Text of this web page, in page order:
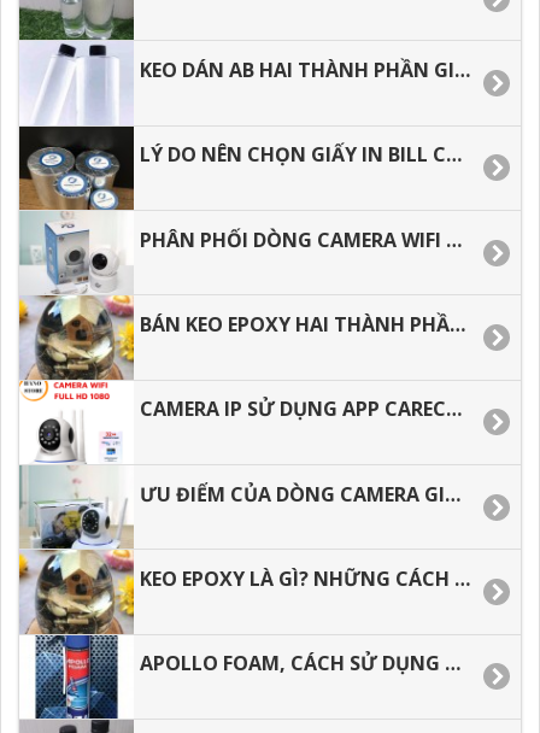
KEO DÁN AB HAI THÀNH PHẦN GIÁ TỐT TẠI TP.HCM.
LÝ DO NÊN CHỌN GIẤY IN BILL CHO VIỆC KINH DOANH.
PHÂN PHỐI DÒNG CAMERA WIFI 360, HƯỚNG DẪN CÀI ĐẶT CHI TIẾT.
BÁN KEO EPOXY HAI THÀNH PHẦN, SHIP CODE TOÀN QUỐC.
CAMERA IP SỬ DỤNG APP CARECAM, DÒNG CAMERA THẾ HỆ MỚI.
ƯU ĐIỂM CỦA DÒNG CAMERA GIÁ RẺ CÓ TỐT KHÔNG.
KEO EPOXY LÀ GÌ? NHỮNG CÁCH PHA KEO EPOXY ĐÚNG CÁCH
APOLLO FOAM, CÁCH SỬ DỤNG ĐÚNG CÁCH, HIỆU QUẢ, TIẾT KIỆM